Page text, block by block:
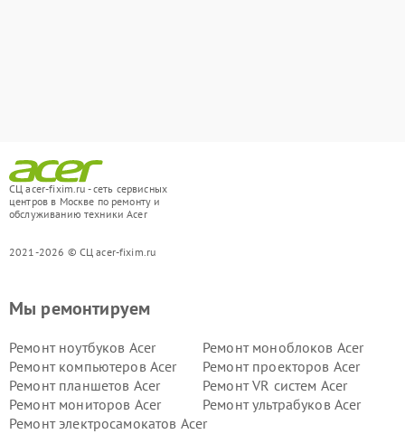
СЦ acer-fixim.ru - сеть сервисных
центров в Москве по ремонту и
обслуживанию техники Acer
2021-2026 © СЦ acer-fixim.ru
Мы ремонтируем
Ремонт ноутбуков Acer
Ремонт моноблоков Acer
Ремонт компьютеров Acer
Ремонт проекторов Acer
Ремонт планшетов Acer
Ремонт VR систем Acer
Ремонт мониторов Acer
Ремонт ультрабуков Acer
Ремонт электросамокатов Acer